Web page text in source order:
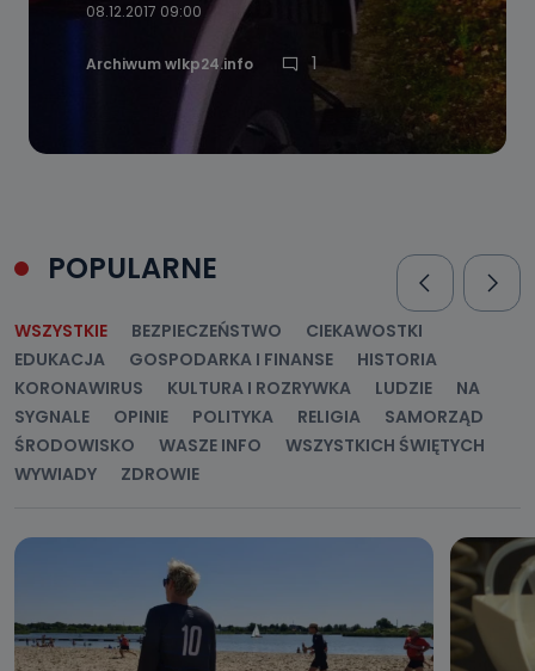
08.12.2017 09:00
Archiwum wlkp24.info 1
POPULARNE
WSZYSTKIE BEZPIECZEŃSTWO
CIEKAWOSTKI
EDUKACJA
GOSPODARKA I FINANSE
HISTORIA
KORONAWIRUS
KULTURA I ROZRYWKA LUDZIE
NA
SYGNALE
OPINIE POLITYKA RELIGIA
SAMORZĄD
ŚRODOWISKO
WASZE INFO
WSZYSTKICH ŚWIĘTYCH
WYWIADY
ZDROWIE